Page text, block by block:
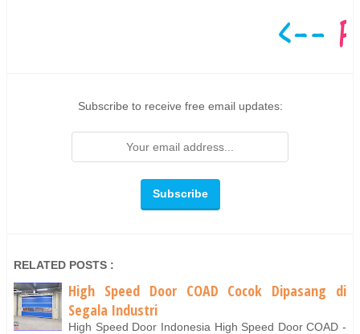
Subscribe to receive free email updates:
RELATED POSTS :
High Speed Door COAD Cocok Dipasang di
Segala Industri
High Speed Door Indonesia High Speed Door COAD -